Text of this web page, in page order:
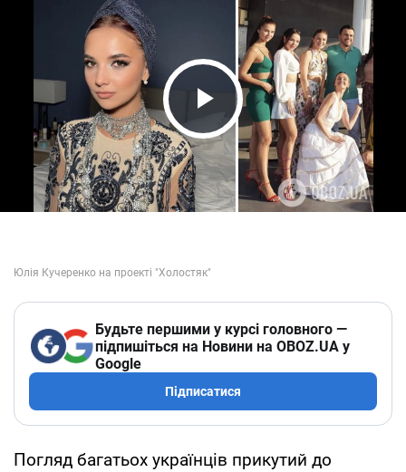
Play Video
Будьте першими у курсі головного —
підпишіться на Новини на OBOZ.UA у
Google
Підписатися
Погляд багатьох українців прикутий до